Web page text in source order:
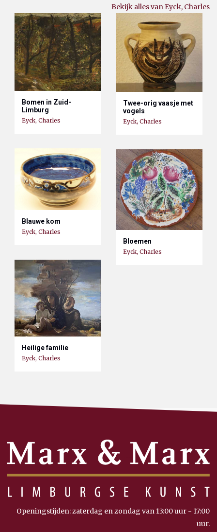
Bekijk alles van Eyck, Charles
Bomen in Zuid-
Limburg
Eyck, Charles
Twee-orig vaasje met
vogels
Eyck, Charles
Blauwe kom
Eyck, Charles
Bloemen
Eyck, Charles
Heilige familie
Eyck, Charles
Openingstijden: zaterdag en zondag van 13:00 uur - 17:00
uur.